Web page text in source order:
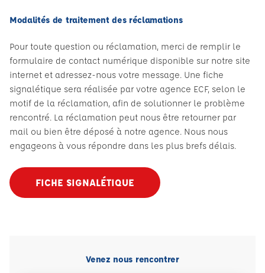
Modalités de traitement des réclamations
Pour toute question ou réclamation, merci de remplir le
formulaire de contact numérique disponible sur notre site
internet et adressez-nous votre message. Une fiche
signalétique sera réalisée par votre agence ECF, selon le
motif de la réclamation, afin de solutionner le problème
rencontré. La réclamation peut nous être retourner par
mail ou bien être déposé à notre agence. Nous nous
engageons à vous répondre dans les plus brefs délais.
FICHE SIGNALÉTIQUE
Venez nous rencontrer